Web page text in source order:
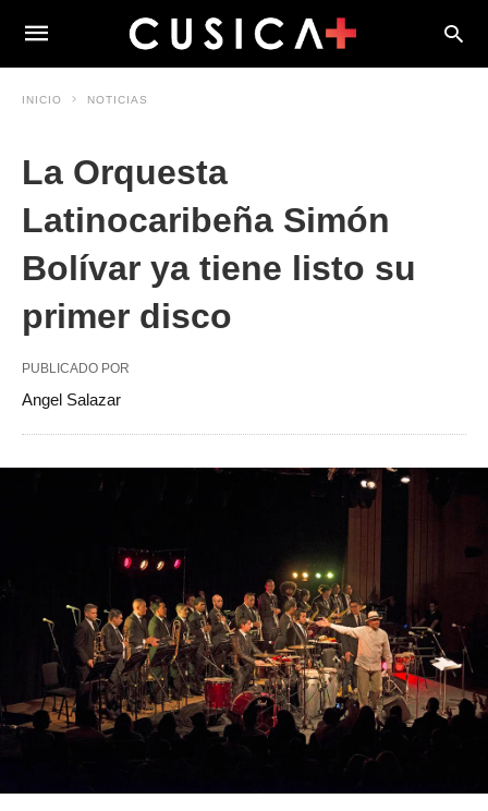
INICIO NOTICIAS
La Orquesta
Latinocaribeña Simón
Bolívar ya tiene listo su
primer disco
PUBLICADO POR
Angel Salazar